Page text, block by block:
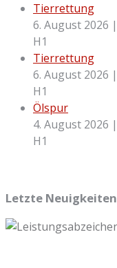
Tierrettung
6. August 2026 |
H1
Tierrettung
6. August 2026 |
H1
Ölspur
4. August 2026 |
H1
Letzte Neuigkeiten